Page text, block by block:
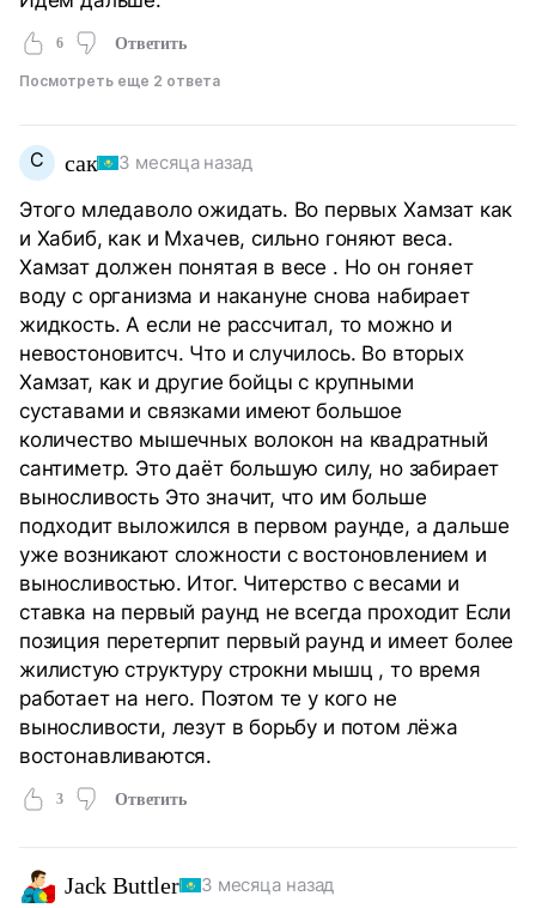
6 Ответить
Посмотреть еще 2 ответа
С сак 3 месяца назад
Этого мледаволо ожидать. Во первых Хамзат как
и Хабиб, как и Мхачев, сильно гоняют веса.
Хамзат должен понятая в весе . Но он гоняет
воду с организма и накануне снова набирает
жидкость. А если не рассчитал, то можно и
невостоновитсч. Что и случилось. Во вторых
Хамзат, как и другие бойцы с крупными
суставами и связками имеют большое
количество мышечных волокон на квадратный
сантиметр. Это даёт большую силу, но забирает
выносливость Это значит, что им больше
подходит выложился в первом раунде, а дальше
уже возникают сложности с востоновлением и
выносливостью. Итог. Читерство с весами и
ставка на первый раунд не всегда проходит Если
позиция перетерпит первый раунд и имеет более
жилистую структуру строкни мышц , то время
работает на него. Поэтом те у кого не
выносливости, лезут в борьбу и потом лёжа
востонавливаются.
3 Ответить
Jack Buttler 3 месяца назад